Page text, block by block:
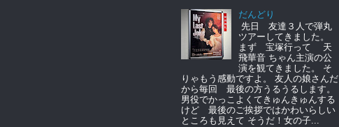
だんどり
先日 友達３人で弾丸
ツアーしてきました。
まず 宝塚行って 天
飛華音 ちゃん主演の公
演を観てきました。 そ
りゃもう感動ですよ。 友人の娘さんだ
から毎回 最後の方うるうるします。
男役でかっこよくてきゅんきゅんする
けど 最後のご挨拶ではかわいらしい
ところも見えて そうだ！女の子...